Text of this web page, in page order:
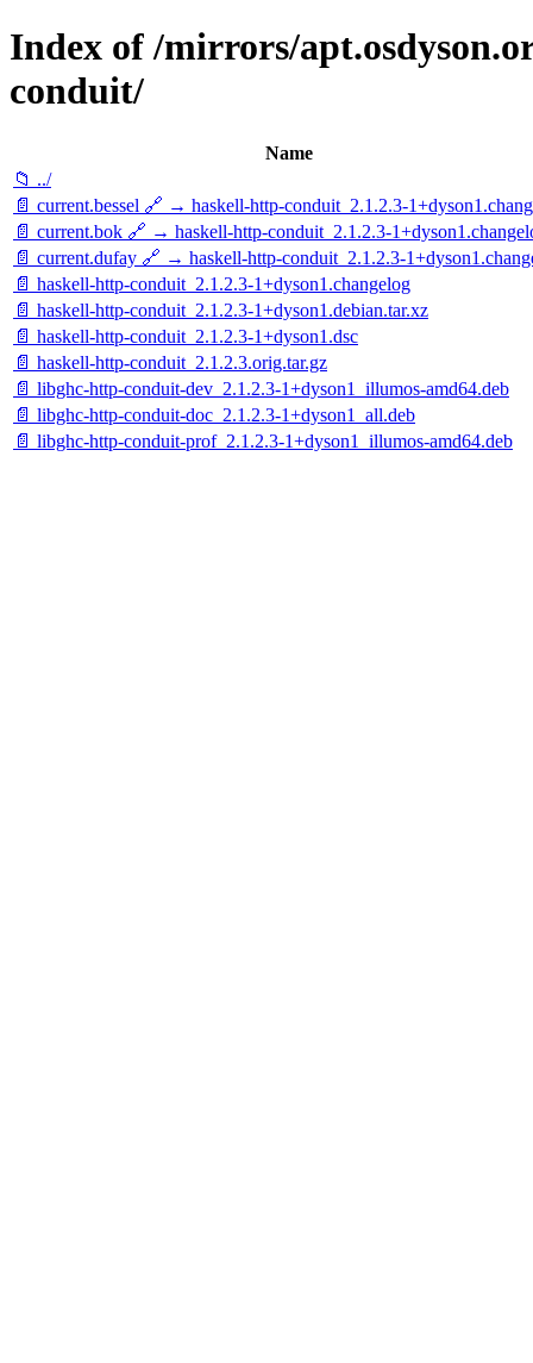
Index of /mirrors/
conduit/
Name
📁 ../
📄 current.bessel 🔗 → haskell-http-conduit_2.1.2.3-
📄 current.bok 🔗 → haskell-http-conduit_2.1.2.3-
📄 current.dufay 🔗 → haskell-http-conduit_2.1.2.3-
📄 haskell-http-conduit_2.1.2.3-1+dyson1.changelog
📄 haskell-http-conduit_2.1.2.3-1+dyson1.debian.tar.xz
📄 haskell-http-conduit_2.1.2.3-1+dyson1.dsc
📄 haskell-http-conduit_2.1.2.3.orig.tar.gz
📄 libghc-http-conduit-dev_2.1.2.3-1+dyson1_illumos-amd64.deb
📄 libghc-http-conduit-doc_2.1.2.3-1+dyson1_all.deb
📄 libghc-http-conduit-prof_2.1.2.3-1+dyson1_illumos-amd64.deb